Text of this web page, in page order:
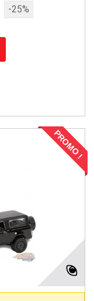
-25%
PROMO !